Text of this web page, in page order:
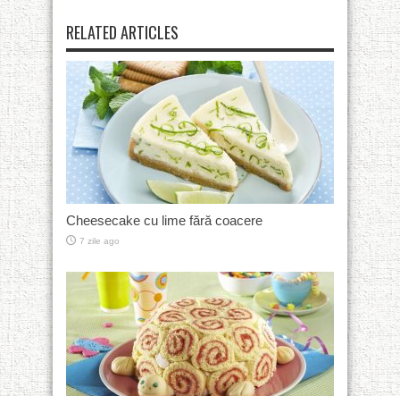
RELATED ARTICLES
Cheesecake cu lime fără coacere
7 zile ago